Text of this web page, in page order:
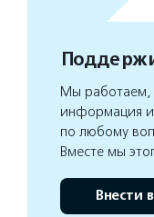
Мы работаем,
информация
по любому
Вместе мы
Внести